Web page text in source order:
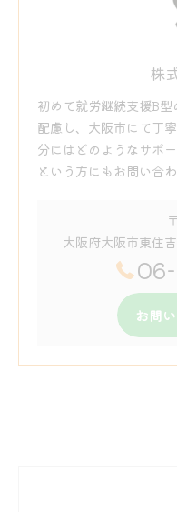
株
初めて就労継続支援B
配慮し、大阪市にて丁
分にはどのようなサポ
という方にもお問い合
大阪府大阪市東住
お問